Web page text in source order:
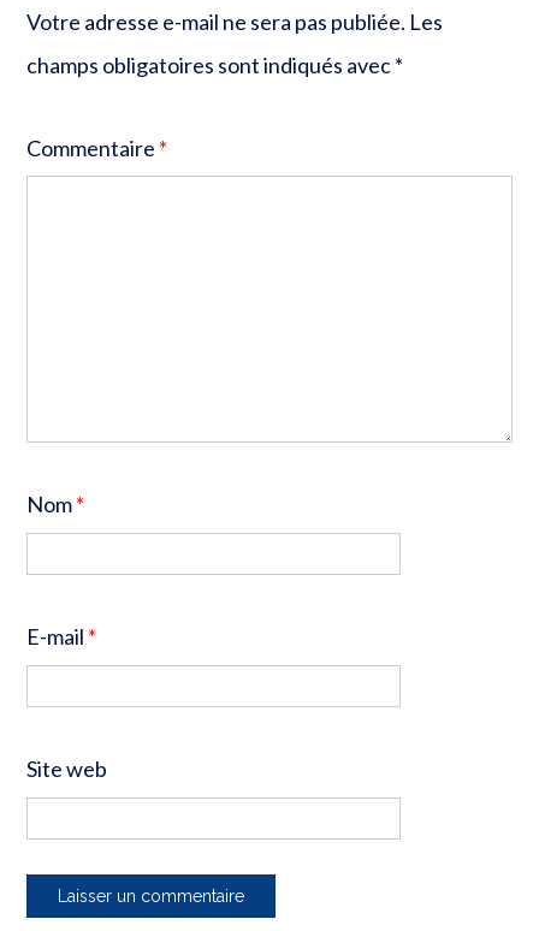
Votre adresse e-mail ne sera pas publiée. Les
champs obligatoires sont indiqués avec*
Commentaire *
Nom*
E-mail *
Site web